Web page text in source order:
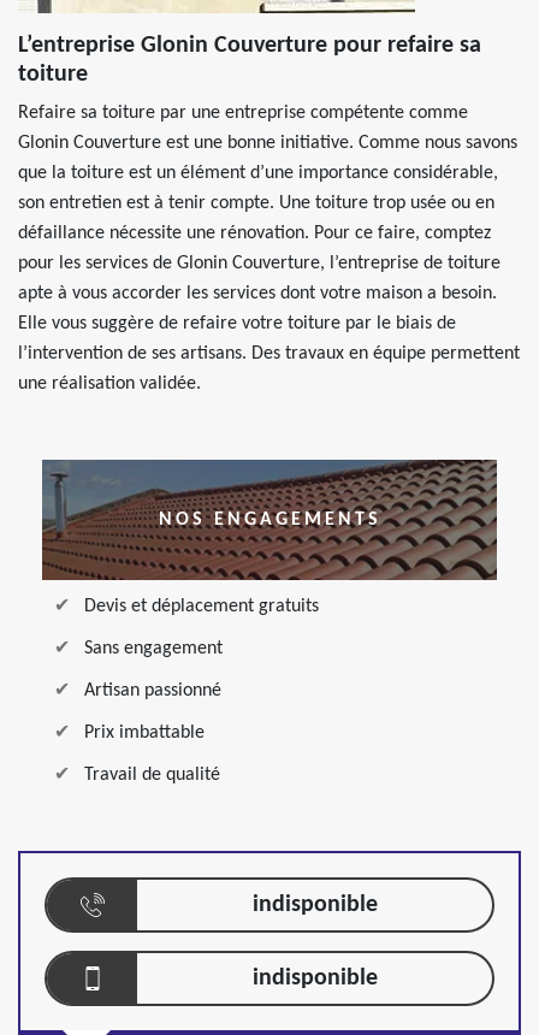
L’entreprise Glonin Couverture pour refaire sa
toiture
Refaire sa toiture par une entreprise compétente comme
Glonin Couverture est une bonne initiative. Comme nous savons
que la toiture est un élément d’une importance considérable,
son entretien est à tenir compte. Une toiture trop usée ou en
défaillance nécessite une rénovation. Pour ce faire, comptez
pour les services de Glonin Couverture, l’entreprise de toiture
apte à vous accorder les services dont votre maison a besoin.
Elle vous suggère de refaire votre toiture par le biais de
l’intervention de ses artisans. Des travaux en équipe permettent
une réalisation validée.
NOS ENGAGEMENTS
Devis et déplacement gratuits
Sans engagement
Artisan passionné
Prix imbattable
Travail de qualité
indisponible
indisponible